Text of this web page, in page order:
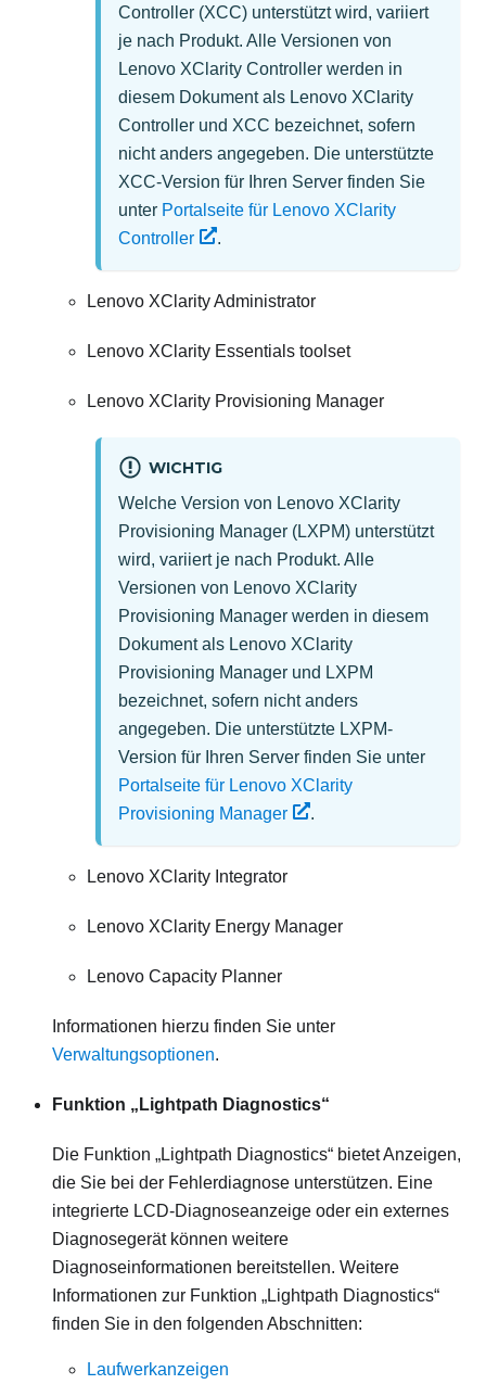
Controller (XCC) unterstützt wird, variiert
je nach Produkt. Alle Versionen von
Lenovo XClarity Controller werden in
diesem Dokument als Lenovo XClarity
Controller und XCC bezeichnet, sofern
nicht anders angegeben. Die unterstützte
XCC-Version für Ihren Server finden Sie
unter Portalseite für Lenovo XClarity
Controller
.
Lenovo XClarity Administrator
Lenovo XClarity Essentials toolset
Lenovo XClarity Provisioning Manager
WICHTIG
Welche Version von Lenovo XClarity
Provisioning Manager (LXPM) unterstützt
wird, variiert je nach Produkt. Alle
Versionen von Lenovo XClarity
Provisioning Manager werden in diesem
Dokument als Lenovo XClarity
Provisioning Manager und LXPM
bezeichnet, sofern nicht anders
angegeben. Die unterstützte LXPM-
Version für Ihren Server finden Sie unter
Portalseite für Lenovo XClarity
Provisioning Manager
.
Lenovo XClarity Integrator
Lenovo XClarity Energy Manager
Lenovo Capacity Planner
Informationen hierzu finden Sie unter
Verwaltungsoptionen.
Funktion „Lightpath Diagnostics“
Die Funktion „Lightpath Diagnostics“ bietet Anzeigen,
die Sie bei der Fehlerdiagnose unterstützen. Eine
integrierte LCD-Diagnoseanzeige oder ein externes
Diagnosegerät können weitere
Diagnoseinformationen bereitstellen. Weitere
Informationen zur Funktion „Lightpath Diagnostics“
finden Sie in den folgenden Abschnitten:
Laufwerkanzeigen